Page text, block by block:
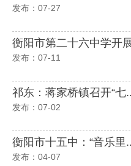
发布：07-27
衡阳市第二十六中学开
发布：07-11
祁东：蒋家桥镇召开“七
发布：07-02
衡阳市十五中：“音乐里
发布：04-07